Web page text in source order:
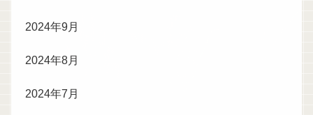
2024年9月
2024年8月
2024年7月